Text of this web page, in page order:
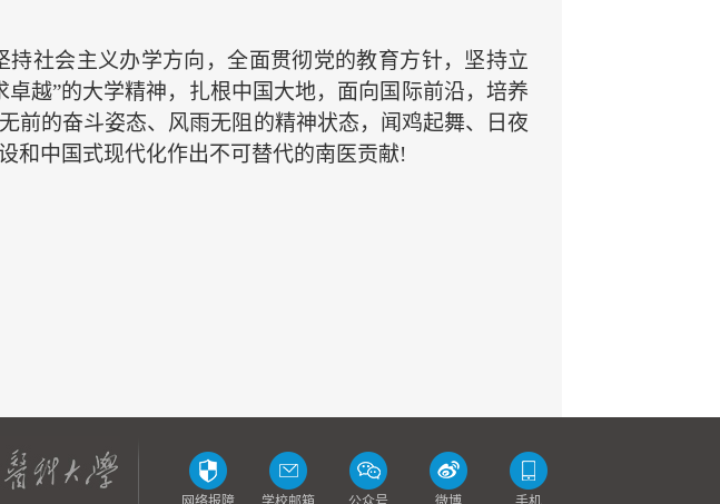
社会主义办学方向，全面贯彻党的教育方针，坚持立
越”的大学精神，扎根中国大地，面向国际前沿，培养
前的奋斗姿态、风雨无阻的精神状态，闻鸡起舞、日夜
和中国式现代化作出不可替代的南医贡献!